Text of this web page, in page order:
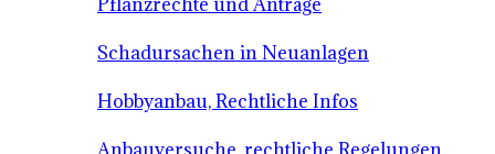
Schadursachen in Neuanlagen
Hobbyanbau, Rechtliche Infos